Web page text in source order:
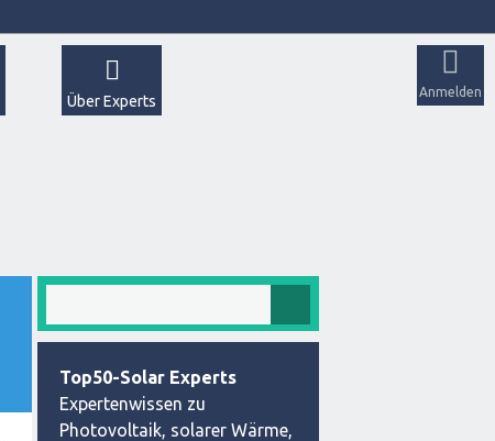
Anmelden
Über Experts
Top50-Solar Experts
Expertenwissen zu
Photovoltaik, solarer Wärme,